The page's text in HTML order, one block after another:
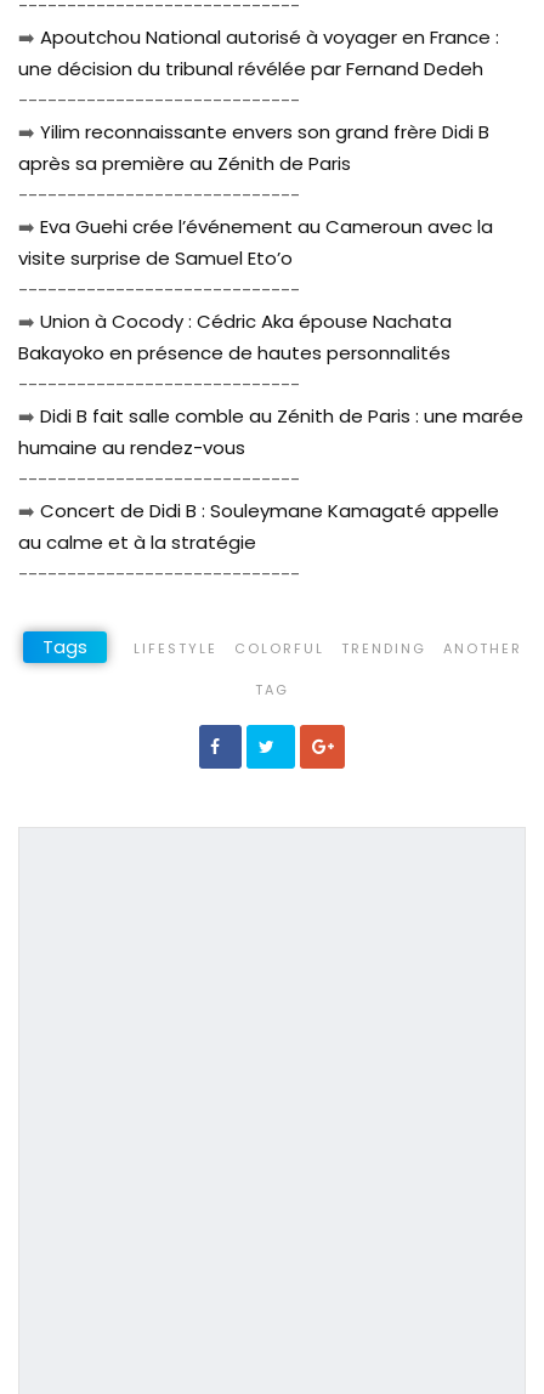
-----------------------------
➡️ Apoutchou National autorisé à voyager en France :
une décision du tribunal révélée par Fernand Dedeh
-----------------------------
➡️ Yilim reconnaissante envers son grand frère Didi B
après sa première au Zénith de Paris
-----------------------------
➡️ Eva Guehi crée l’événement au Cameroun avec la
visite surprise de Samuel Eto’o
-----------------------------
➡️ Union à Cocody : Cédric Aka épouse Nachata
Bakayoko en présence de hautes personnalités
-----------------------------
➡️ Didi B fait salle comble au Zénith de Paris : une marée
humaine au rendez-vous
-----------------------------
➡️ Concert de Didi B : Souleymane Kamagaté appelle
au calme et à la stratégie
-----------------------------
Tags LIFESTYLE COLORFUL TRENDING ANOTHER
TAG